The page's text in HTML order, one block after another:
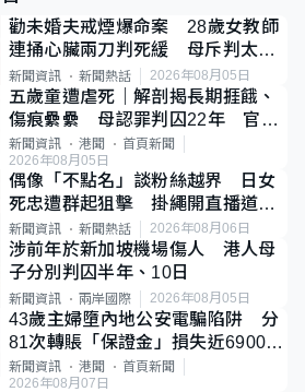
勸未婚夫戒煙爆命案 28歲女教師
連捅心臟兩刀判死緩 母斥判太重
已上訴
新聞資訊 新聞熱話 2026年08月05日
五歲童遭虐死｜解剖揭長期捱餓、
傷痕纍纍 母認罪判囚22年 官斥
冷血：同類案最惡劣
新聞資訊 港聞
首頁新聞
2026年08月05日
偶像「不點名」談粉絲越界 日女
死忠遭群起狙擊 掛繩開直播道歉
後輕生
新聞資訊 新聞熱話 2026年08月06日
涉前年於新加坡機場傷人 港人母
子分別判囚半年、10日
新聞資訊 兩岸國際 2026年08月05日
43歲主婦墮內地公安電騙陷阱 分
81次轉賬「保證金」損失近6900萬
元
新聞資訊 港聞
首頁新聞
2026年08月07日